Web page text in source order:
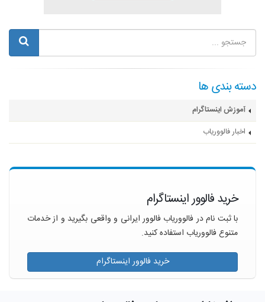
دسته بندی ها
آموزش اینستاگرام
اخبار فالووریاب
خرید فالوور اینستاگرام
با ثبت نام در فالووریاب فالوور ایرانی و واقعی بگیرید و از خدمات
متنوع فالووریاب استفاده کنید.
خرید فالوور اینستاگرام